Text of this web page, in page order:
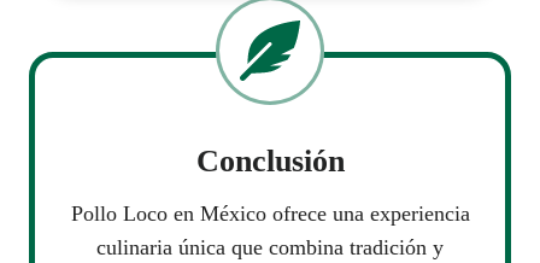
Conclusión
Pollo Loco en México ofrece una experiencia
culinaria única que combina tradición y